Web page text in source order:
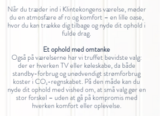
Når du træder ind i Klintekongens værelse, møder
du en atmosfære af ro og komfort – en lille oase,
hvor du kan trække dig tilbage og nyde dit ophold i
fulde drag.
Et ophold med omtanke
Også på værelserne har vi truffet bevidste valg:
der er hverken TV eller køleskabe, da både
standby-forbrug og unødvendigt strømforbrug
koster i CO₂-regnskabet. På den måde kan du
nyde dit ophold med vished om, at små valg gør en
stor forskel – uden at gå på kompromis med
hverken komfort eller oplevelse.